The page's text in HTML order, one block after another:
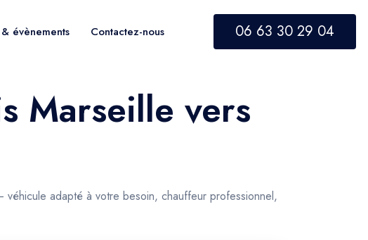
évènements Contactez-nous 06 63 30 29 04
Marseille vers
adapté à votre besoin, chauffeur professionnel,